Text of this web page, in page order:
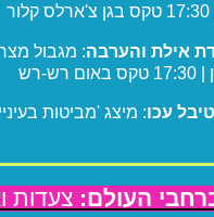
אילת והערבה: מגבול
עכו: מיצג 'מביטות
העולם: צעדות